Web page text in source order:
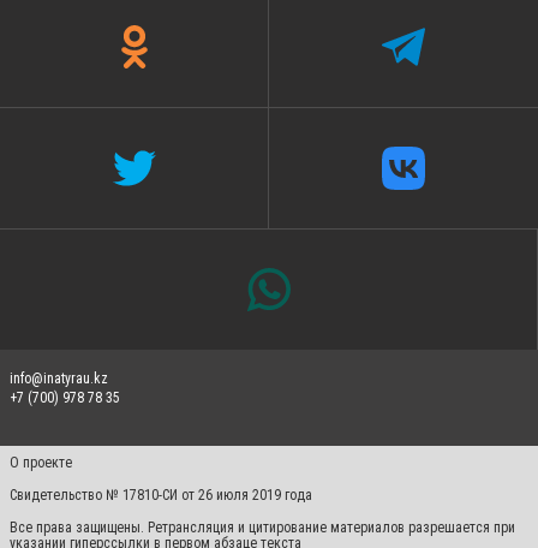
info@inatyrau.kz
+7 (700) 978 78 35
О проекте
Свидетельство № 17810-СИ от 26 июля 2019 года
Все права защищены. Ретрансляция и цитирование материалов разрешается при
указании гиперссылки в первом абзаце текста